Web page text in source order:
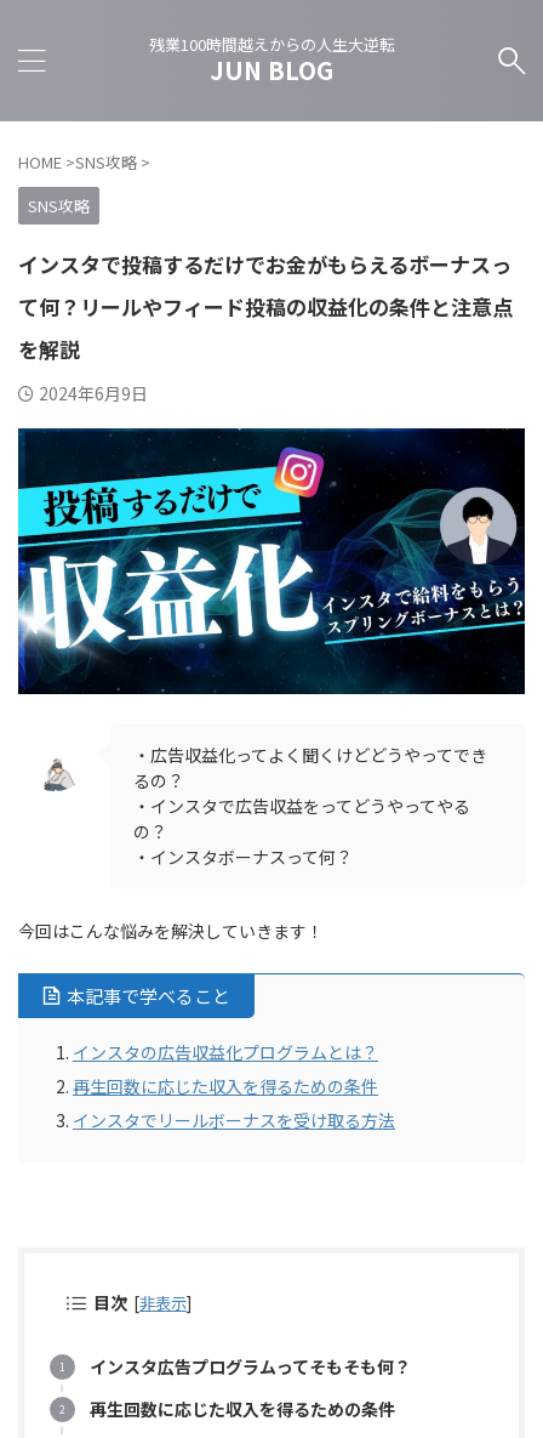
残業100時間越えからの人生大逆転
JUN BLOG
HOME >SNS攻略 >
SNS攻略
インスタで投稿するだけでお金がもらえるボーナスっ
て何？リールやフィード投稿の収益化の条件と注意点
を解説
2024年6月9日
・広告収益化ってよく聞くけどどうやってでき
るの？
・インスタで広告収益をってどうやってやる
の？
・インスタボーナスって何？
今回はこんな悩みを解決していきます！
本記事で学べること
インスタの広告収益化プログラムとは？
再生回数に応じた収入を得るための条件
インスタでリールボーナスを受け取る方法
目次 [非表示]
インスタ広告プログラムってそもそも何？
再生回数に応じた収入を得るための条件